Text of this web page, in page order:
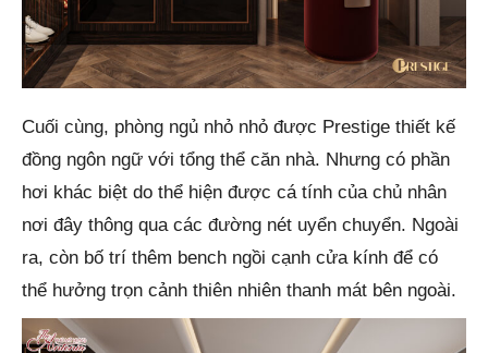
Cuối cùng, phòng ngủ nhỏ nhỏ được Prestige thiết kế
đồng ngôn ngữ với tổng thể căn nhà. Nhưng có phần
hơi khác biệt do thể hiện được cá tính của chủ nhân
nơi đây thông qua các đường nét uyển chuyển. Ngoài
ra, còn bố trí thêm bench ngồi cạnh cửa kính để có
thể hưởng trọn cảnh thiên nhiên thanh mát bên ngoài.